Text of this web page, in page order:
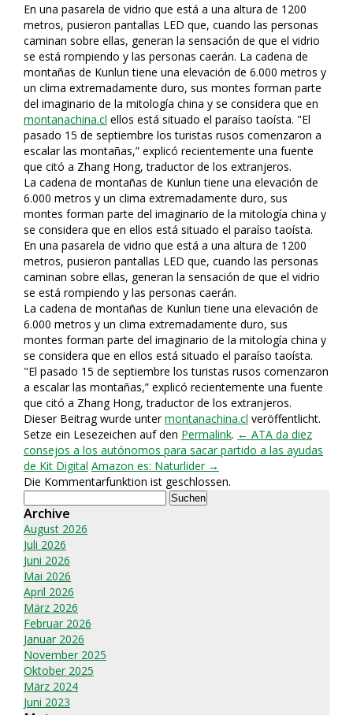
En una pasarela de vidrio que está a una altura de 1200
metros, pusieron pantallas LED que, cuando las personas
caminan sobre ellas, generan la sensación de que el vidrio
se está rompiendo y las personas caerán. La cadena de
montañas de Kunlun tiene una elevación de 6.000 metros y
un clima extremadamente duro, sus montes forman parte
del imaginario de la mitología china y se considera que en
montanachina.cl ellos está situado el paraíso taoísta. "El
pasado 15 de septiembre los turistas rusos comenzaron a
escalar las montañas,” explicó recientemente una fuente
que citó a Zhang Hong, traductor de los extranjeros.
La cadena de montañas de Kunlun tiene una elevación de
6.000 metros y un clima extremadamente duro, sus
montes forman parte del imaginario de la mitología china y
se considera que en ellos está situado el paraíso taoísta.
En una pasarela de vidrio que está a una altura de 1200
metros, pusieron pantallas LED que, cuando las personas
caminan sobre ellas, generan la sensación de que el vidrio
se está rompiendo y las personas caerán.
La cadena de montañas de Kunlun tiene una elevación de
6.000 metros y un clima extremadamente duro, sus
montes forman parte del imaginario de la mitología china y
se considera que en ellos está situado el paraíso taoísta.
"El pasado 15 de septiembre los turistas rusos comenzaron
a escalar las montañas,” explicó recientemente una fuente
que citó a Zhang Hong, traductor de los extranjeros.
Dieser Beitrag wurde untermontanachina.cl veröffentlicht.
Setze ein Lesezeichen auf den Permalink. ← ATA da diez
consejos a los autónomos para sacar partido a las ayudas
de Kit Digital Amazon es: Naturlider →
Die Kommentarfunktion ist geschlossen.
Suchen
nach:
Archive
August 2026
Juli 2026
Juni 2026
Mai 2026
April 2026
März 2026
Februar 2026
Januar 2026
November 2025
Oktober 2025
März 2024
Juni 2023